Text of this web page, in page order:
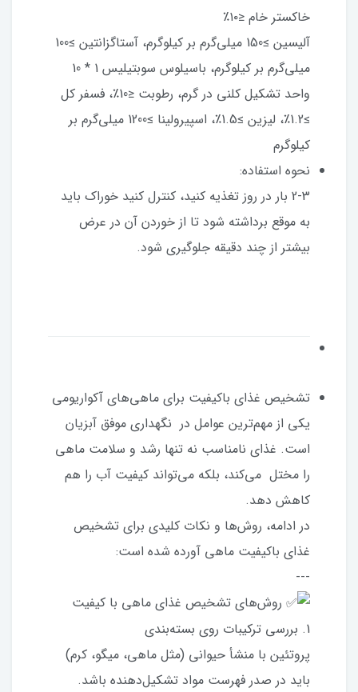
خاکستر خام ≤۱۰٪
آلیسین ≥150 میلی‌گرم بر کیلوگرم، آستاگزانتین ≥100
میلی‌گرم بر کیلوگرم، باسیلوس سوبتیلیس 1 * 10
واحد تشکیل کلنی در گرم، رطوبت ≤10٪، فسفر کل
≥1.2٪، لیزین ≥1.5٪، اسپیرولینا ≥1200 میلی‌گرم بر
کیلوگرم
نحوه استفاده:
2-3 بار در روز تغذیه کنید، کنترل کنید خوراک باید
به موقع برداشته شود تا از خوردن آن در عرض
بیشتر از چند دقیقه جلوگیری شود.
تشخیص غذای باکیفیت برای ماهی‌های آکواریومی
یکی از مهم‌ترین عوامل در نگهداری موفق آبزیان
است. غذای نامناسب نه تنها رشد و سلامت ماهی
را مختل می‌کند، بلکه می‌تواند کیفیت آب را هم
کاهش دهد.
در ادامه، روش‌ها و نکات کلیدی برای تشخیص
غذای باکیفیت ماهی آورده شده است:
---
روش‌های تشخیص غذای ماهی با کیفیت
1. بررسی ترکیبات روی بسته‌بندی
پروتئین با منشأ حیوانی (مثل ماهی، میگو، کرم)
باید در صدر فهرست مواد تشکیل‌دهنده باشد.